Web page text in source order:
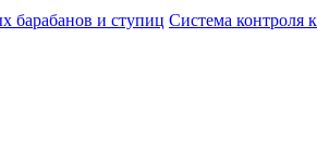
барабанов и ступиц Система контроля